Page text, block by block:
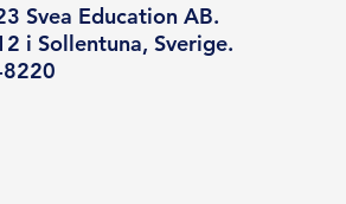
Svea Education AB.
i Sollentuna, Sverige.